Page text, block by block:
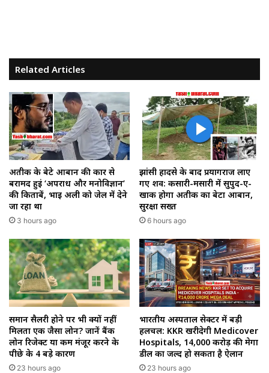
Related Articles
अतीक के बेटे आबान की कार से
बरामद हुईं ‘अपराध और मनोविज्ञान’
की किताबें, भाई अली को जेल में देने
जा रहा था
3 hours ago
झांसी हादसे के बाद प्रयागराज लाए
गए शव: कसारी-मसारी में सुपुर्द-ए-
खाक होगा अतीक का बेटा आबान,
सुरक्षा सख्त
6 hours ago
समान सैलरी होने पर भी क्यों नहीं
मिलता एक जैसा लोन? जानें बैंक
लोन रिजेक्ट या कम मंजूर करने के
पीछे के 4 बड़े कारण
23 hours ago
भारतीय अस्पताल सेक्टर में बड़ी
हलचल: KKR खरीदेगी Medicover
Hospitals, ₹14,000 करोड़ की मेगा
डील का जल्द हो सकता है ऐलान
23 hours ago